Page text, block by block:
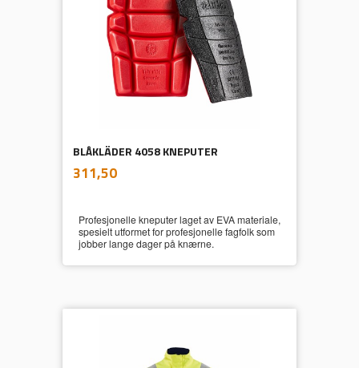
BLÅKLÄDER 4058 KNEPUTER
Pris
311,50mva.
Profesjonelle kneputer laget av EVA materiale,
spesielt utformet for profesjonelle fagfolk som
jobber lange dager på knærne.